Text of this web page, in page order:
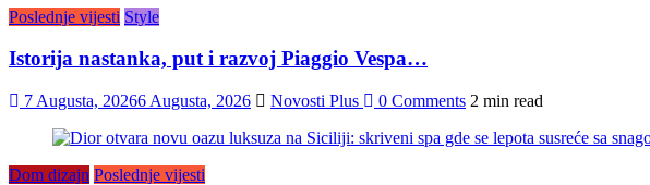
Poslednje vijesti Style
Istorija nastanka, put i razvoj Piaggio Vespa…
7 Augusta, 20266 Augusta, 2026 Novosti Plus 0 Comments 2 min read
Dom dizajn Poslednje vijesti